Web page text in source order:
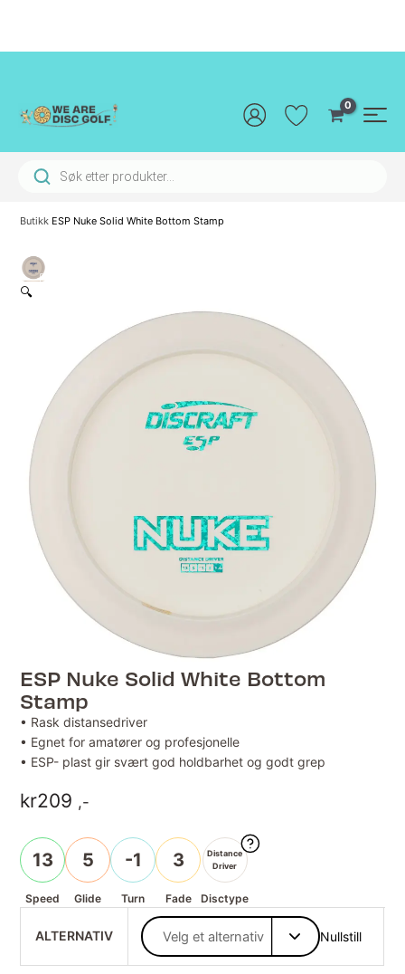
innholdet
Products search
Butikk ESP Nuke Solid White Bottom Stamp
🔍
ESP Nuke Solid White Bottom
Stamp
• Rask distansedriver
• Egnet for amatører og profesjonelle
• ESP- plast gir svært god holdbarhet og godt grep
kr209 ,-
13
Speed
5
Glide
-1
Turn
3
Fade
Distance
Driver
Disctype
ALTERNATIV Nullstill